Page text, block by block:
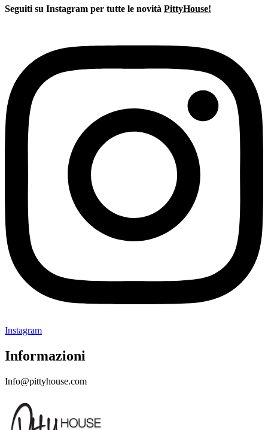
era:
€185,00.
è:
€148,00.
Seguiti su Instagram per tutte le novità PittyHouse!
Instagram
Informazioni
Info@pittyhouse.com